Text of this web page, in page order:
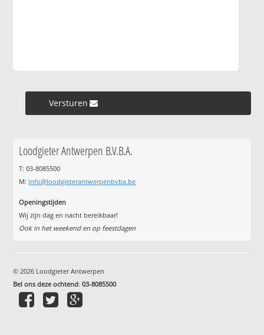
Versturen »
Loodgieter Antwerpen B.V.B.A.
T: 03-8085500
M: info@loodgieterantwerpenbvba.be
Openingstijden
Wij zijn dag en nacht bereikbaar!
Ook in het weekend en op feestdagen
© 2026 Loodgieter Antwerpen
Bel ons deze ochtend:03-8085500